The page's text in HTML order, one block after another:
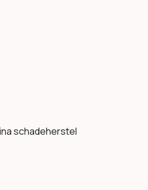
schadeherstel